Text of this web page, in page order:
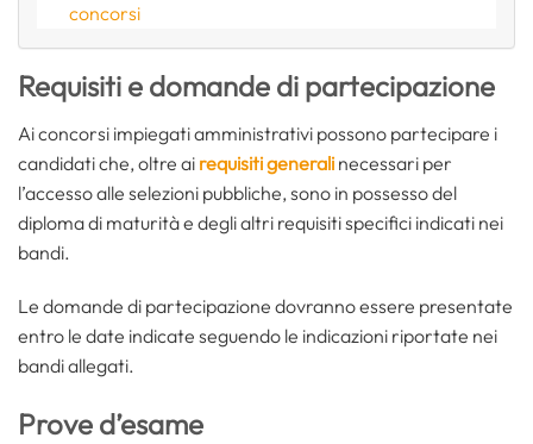
concorsi
Requisiti e domande di partecipazione
Ai concorsi impiegati amministrativi possono partecipare i
candidati che, oltre ai requisiti generali necessari per
l’accesso alle selezioni pubbliche, sono in possesso del
diploma di maturità e degli altri requisiti specifici indicati nei
bandi.
Le domande di partecipazione dovranno essere presentate
entro le date indicate seguendo le indicazioni riportate nei
bandi allegati.
Prove d’esame